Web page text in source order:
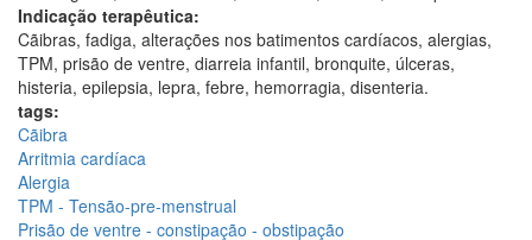
Indicação terapêutica:
Cãibras, fadiga, alterações nos batimentos cardíacos, alergias,
TPM, prisão de ventre, diarreia infantil, bronquite, úlceras,
histeria, epilepsia, lepra, febre, hemorragia, disenteria.
tags:
Cãibra
Arritmia cardíaca
Alergia
TPM - Tensão-pre-menstrual
Prisão de ventre - constipação - obstipação